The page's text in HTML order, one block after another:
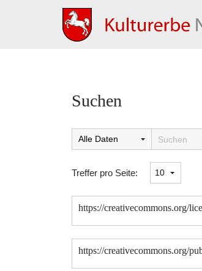
Suchen
Suchtreffer:
Treffer pro Seite:
https://creativecommons.org/
https://creativecommons.org/